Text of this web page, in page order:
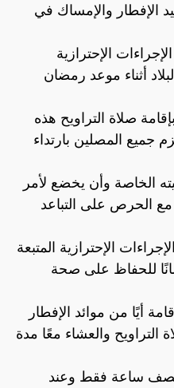
الإفطار والإمساك في
الإحترازية
أثناء موعد رمضان
صلاة التراويح هذه
جميع المصلين بارتداء
الخاصة وأن يخضع لأمر
مع الحرص على التباعد
الإحترازية المتبعة
للحفاظ على صحة
أيًا من موائد الإفطار
التراويح والعشاء معًا مدة
ساعة فقط وعند